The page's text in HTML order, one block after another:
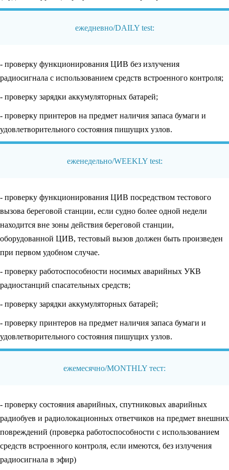
ежедневно/DAILY test:
- проверку функционирования ЦИВ без излучения
радиосигнала с использованием средств встроенного контроля;
- проверку зарядки аккумуляторных батарей;
- проверку принтеров на предмет наличия запаса бумаги и
удовлетворительного состояния пишущих узлов.
еженедельно/WEEKLY test:
- проверку функционирования ЦИВ посредством тестового
вызова береговой станции, если судно более одной недели
находится вне зоны действия береговой станции,
оборудованной ЦИВ, тестовый вызов должен быть произведен
при первом удобном случае.
- проверку работоспособности носимых аварийных УКВ
радиостанций спасательных средств;
- проверку зарядки аккумуляторных батарей;
- проверку принтеров на предмет наличия запаса бумаги и
удовлетворительного состояния пишущих узлов.
ежемесячно/MONTHLY тест:
- проверку состояния аварийных, спутниковых аварийных
радиобуев и радиолокационных ответчиков на предмет внешних
повреждений (проверка работоспособности с использованием
средств встроенного контроля, если имеются, без излучения
радиосигнала в эфир)